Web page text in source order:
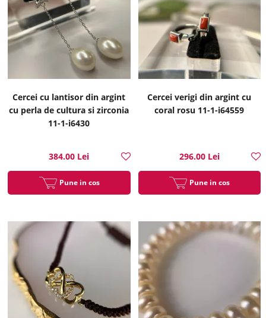
Cercei cu lantisor din argint
cu perla de cultura si zirconia
11-1-i6430
384.00 Lei
Pune in cos
Cercei verigi din argint cu
coral rosu 11-1-i64559
296.00 Lei
Pune in cos